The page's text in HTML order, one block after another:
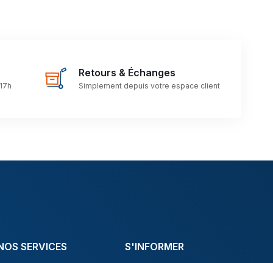
Retours & Échanges
Simplement depuis votre espace client
SERVICES S'INFORMER